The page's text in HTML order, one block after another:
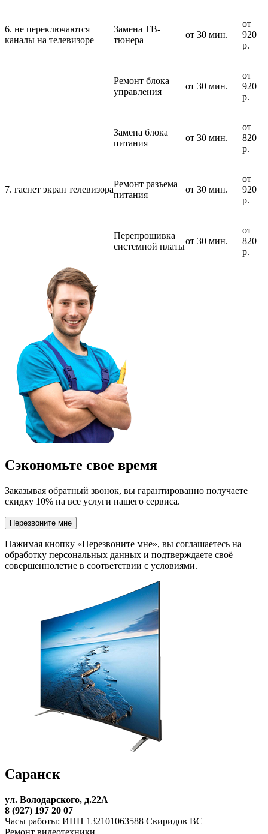
6. не переключаются
каналы на телевизоре
Замена ТВ-
тюнера
от 30 мин.
от
920
р.
Ремонт блока
управления
от 30 мин.
от
920
р.
7. гаснет экран телевизора
Замена блока
питания
от 30 мин.
от
820
р.
Ремонт разъема
питания
от 30 мин.
от
920
р.
Перепрошивка
системной платы
от 30 мин.
от
820
р.
Сэкономьте свое время
Заказывая обратный звонок, вы гарантированно получаете
скидку 10% на все услуги нашего сервиса.
Перезвоните мне
Нажимая кнопку «Перезвоните мне», вы соглашаетесь на
обработку персональных данных и подтверждаете своё
совершеннолетие в соответствии с условиями.
Саранск
ул. Володарского, д.22А
8 (927) 197 20 07
Часы работы: ИНН 132101063588 Свиридов ВС
Ремонт видеотехники